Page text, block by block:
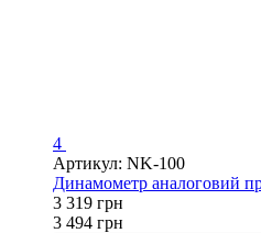
4
Артикул: NK-100
Динамометр аналоговий
3 319 грн
3 494 грн